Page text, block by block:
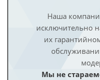
Наша
исключительно
их
Мы не